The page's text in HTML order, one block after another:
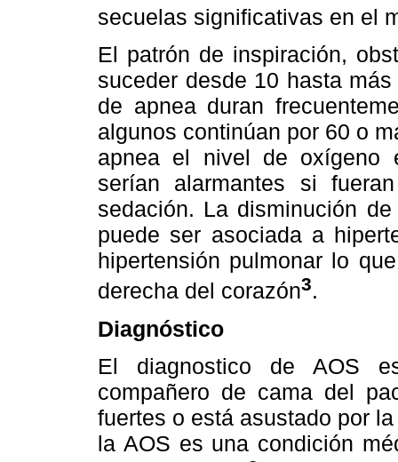
secuelas significativas en el
El patrón de inspiración,
suceder desde 10 hasta
de apnea duran
algunos continúan por 60 o
apnea el nivel de oxígeno
serían alarmantes si
sedación. La disminución
puede ser asociada a
hipertensión pulmonar lo
derecha del corazón3.
Diagnóstico
El diagnostico de AOS
compañero de cama del
fuertes o está asustado por
la AOS es una condición